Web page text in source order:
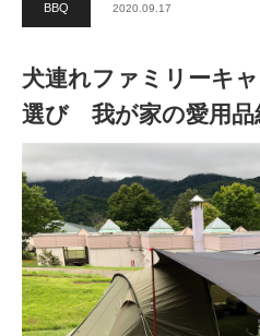
BBQ 2020.09.17
犬連れファミリーキ
選び 我が家の愛用